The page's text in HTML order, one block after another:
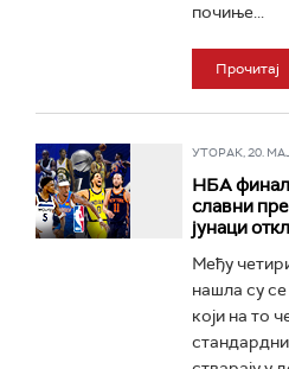
почиње...
Прочитај
УТОРАК, 20. МАЈ
НБА
славни
јунаци
Међу
нашла су се
који на то